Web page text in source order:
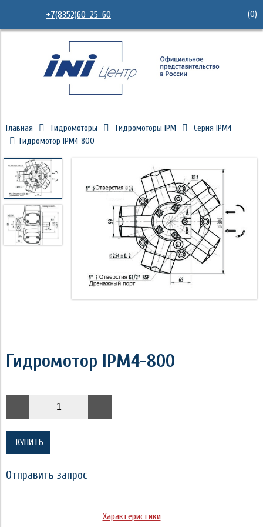
+7(8352)60-25-60 (0)
Главная Гидромоторы Гидромоторы IPM
Серия IPM4
Гидромотор IPM4-800
Гидромотор IPM4-800
КУПИТЬ
Отправить запрос
Характеристики